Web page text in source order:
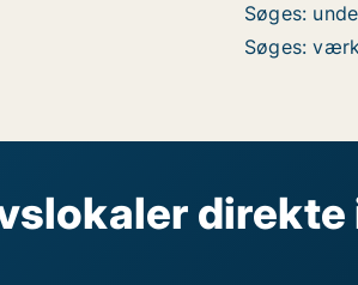
Søges:
Søges:
direkte